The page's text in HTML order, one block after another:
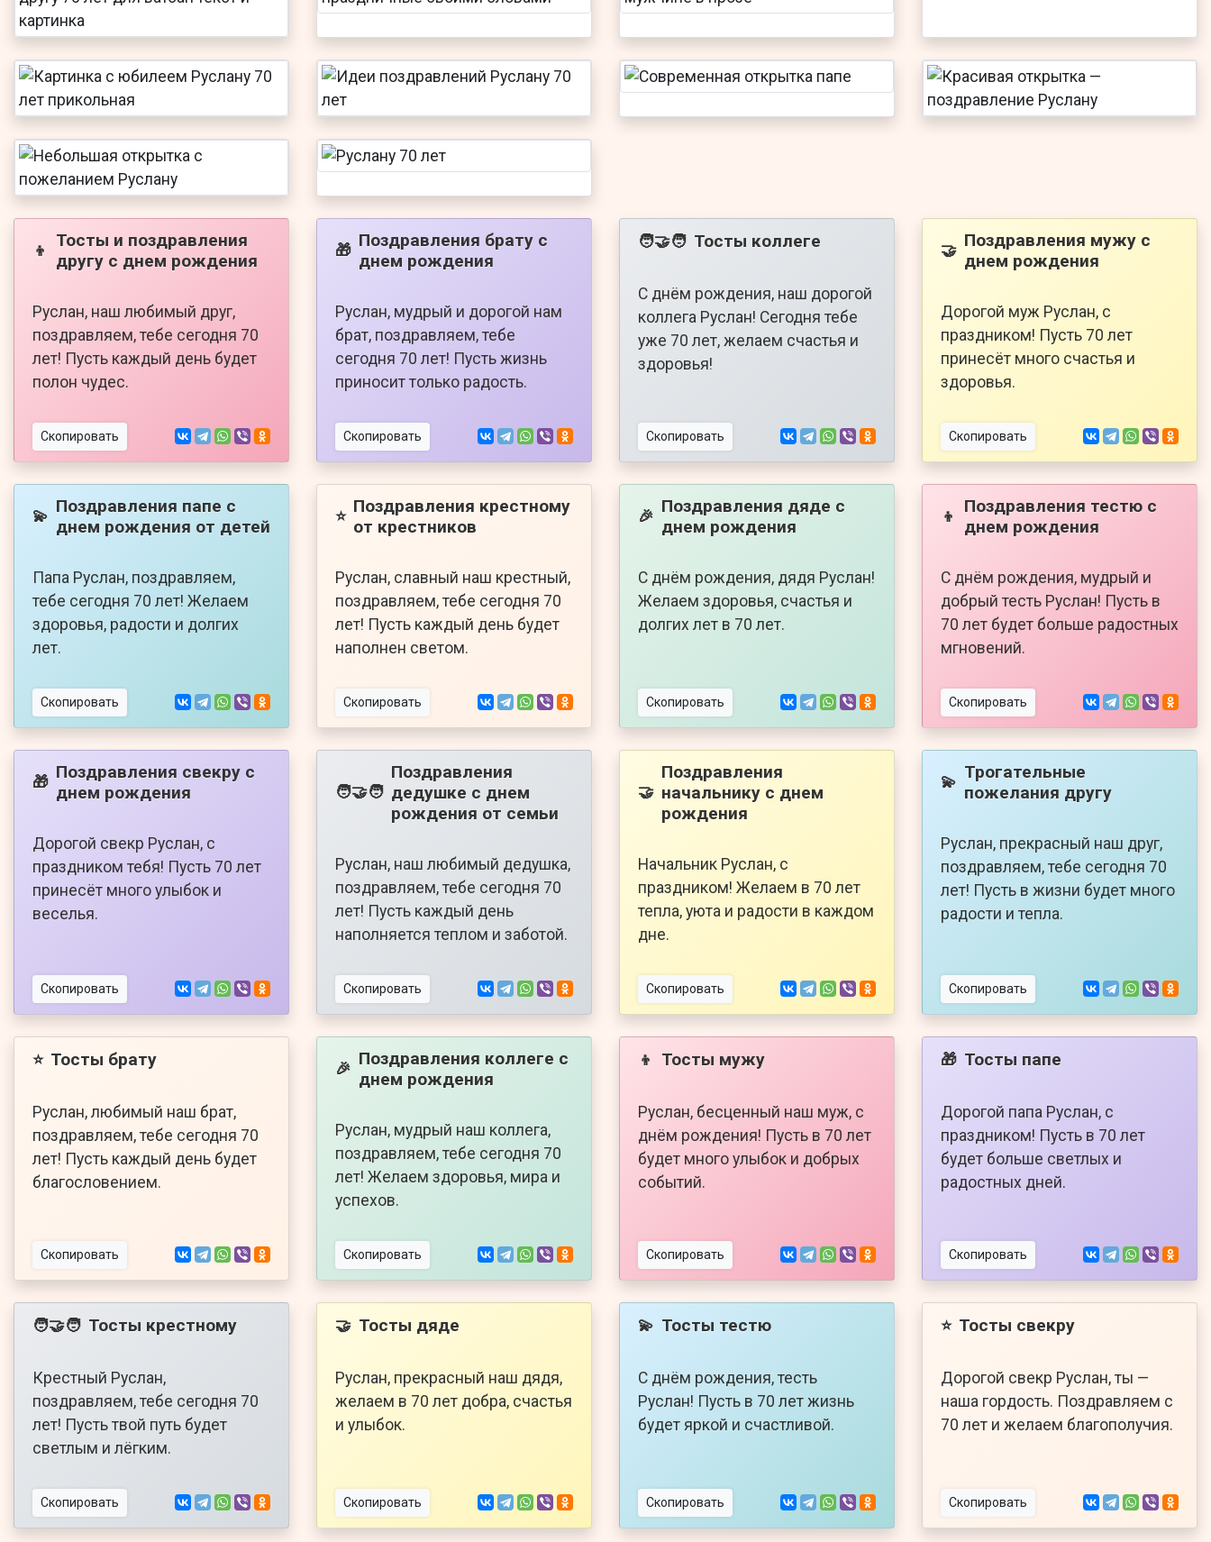
👦
Тосты и поздравления
другу с днем рождения
Руслан, наш любимый друг,
поздравляем, тебе сегодня 70
лет! Пусть каждый день будет
полон чудес.
Скопировать
🎁 Поздравления брату с
днем рождения
Руслан, мудрый и дорогой нам
брат, поздравляем, тебе
сегодня 70 лет! Пусть жизнь
приносит только радость.
Скопировать
🧑‍🤝‍🧑 Тосты коллеге
С днём рождения, наш дорогой
коллега Руслан! Сегодня тебе
уже 70 лет, желаем счастья и
здоровья!
Скопировать
🤝 Поздравления мужу с
днем рождения
Дорогой муж Руслан, с
праздником! Пусть 70 лет
принесёт много счастья и
здоровья.
Скопировать
💫 Поздравления папе с
днем рождения от детей
Папа Руслан, поздравляем,
тебе сегодня 70 лет! Желаем
здоровья, радости и долгих
лет.
Скопировать
⭐ Поздравления крестному
от крестников
Руслан, славный наш крестный,
поздравляем, тебе сегодня 70
лет! Пусть каждый день будет
наполнен светом.
Скопировать
🎉 Поздравления дяде с
днем рождения
С днём рождения, дядя Руслан!
Желаем здоровья, счастья и
долгих лет в 70 лет.
Скопировать
👦
Поздравления тестю с
днем рождения
С днём рождения, мудрый и
добрый тесть Руслан! Пусть в
70 лет будет больше радостных
мгновений.
Скопировать
🎁 Поздравления свекру с
днем рождения
Дорогой свекр Руслан, с
праздником тебя! Пусть 70 лет
принесёт много улыбок и
веселья.
Скопировать
🧑‍🤝‍🧑
Поздравления
дедушке с днем
рождения от семьи
Руслан, наш любимый дедушка,
поздравляем, тебе сегодня 70
лет! Пусть каждый день
наполняется теплом и заботой.
Скопировать
🤝
Поздравления
начальнику с днем
рождения
Начальник Руслан, с
праздником! Желаем в 70 лет
тепла, уюта и радости в каждом
дне.
Скопировать
💫 Трогательные
пожелания другу
Руслан, прекрасный наш друг,
поздравляем, тебе сегодня 70
лет! Пусть в жизни будет много
радости и тепла.
Скопировать
⭐ Тосты брату
Руслан, любимый наш брат,
поздравляем, тебе сегодня 70
лет! Пусть каждый день будет
благословением.
Скопировать
🎉 Поздравления коллеге с
днем рождения
Руслан, мудрый наш коллега,
поздравляем, тебе сегодня 70
лет! Желаем здоровья, мира и
успехов.
Скопировать
👦 Тосты мужу
Руслан, бесценный наш муж, с
днём рождения! Пусть в 70 лет
будет много улыбок и добрых
событий.
Скопировать
🎁 Тосты папе
Дорогой папа Руслан, с
праздником! Пусть в 70 лет
будет больше светлых и
радостных дней.
Скопировать
🧑‍🤝‍🧑 Тосты крестному
Крестный Руслан,
поздравляем, тебе сегодня 70
лет! Пусть твой путь будет
светлым и лёгким.
Скопировать
🤝 Тосты дяде
Руслан, прекрасный наш дядя,
желаем в 70 лет добра, счастья
и улыбок.
Скопировать
💫 Тосты тестю
С днём рождения, тесть
Руслан! Пусть в 70 лет жизнь
будет яркой и счастливой.
Скопировать
⭐ Тосты свекру
Дорогой свекр Руслан, ты —
наша гордость. Поздравляем с
70 лет и желаем благополучия.
Скопировать